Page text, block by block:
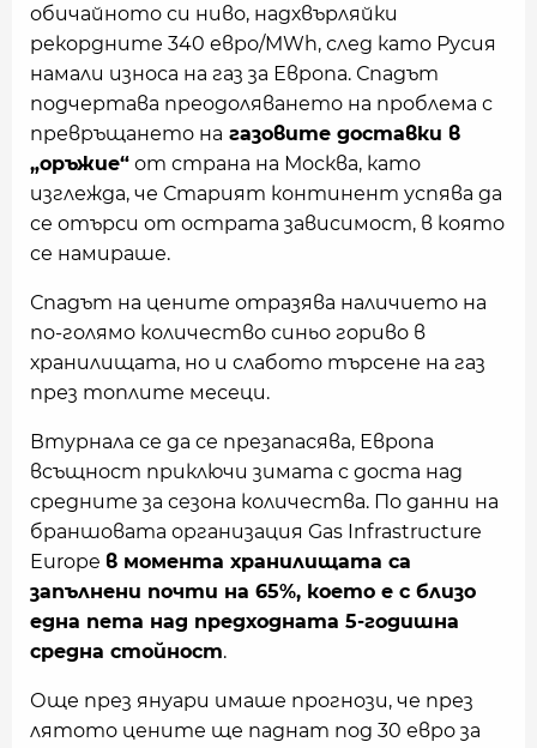
обичайното си ниво, надхвърляйки
рекордните 340 евро/MWh, след като Русия
намали износа на газ за Европа. Спадът
подчертава преодоляването на проблема с
превръщането на газовите доставки в
„оръжие“ от страна на Москва, като
изглежда, че Старият континент успява да
се отърси от острата зависимост, в която
се намираше.
Спадът на цените отразява наличието на
по-голямо количество синьо гориво в
хранилищата, но и слабото търсене на газ
през топлите месеци.
Втурнала се да се презапасява, Европа
всъщност приключи зимата с доста над
средните за сезона количества. По данни на
браншовата организация Gas Infrastructure
Europe в момента хранилищата са
запълнени почти на 65%, което е с близо
една пета над предходната 5-годишна
средна стойност.
Още през януари имаше прогнози, че през
лятото цените ще паднат под 30 евро за